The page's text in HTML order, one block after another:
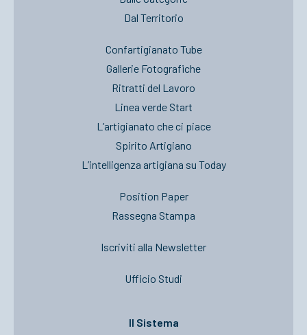
Dal Territorio
Confartigianato Tube
Gallerie Fotografiche
Ritratti del Lavoro
Linea verde Start
L’artigianato che ci piace
Spirito Artigiano
L’intelligenza artigiana su Today
Position Paper
Rassegna Stampa
Iscriviti alla Newsletter
Ufficio Studi
Il Sistema